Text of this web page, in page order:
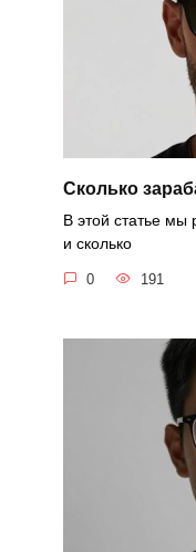
Сколько
В этой статье мы
и сколько
0 191